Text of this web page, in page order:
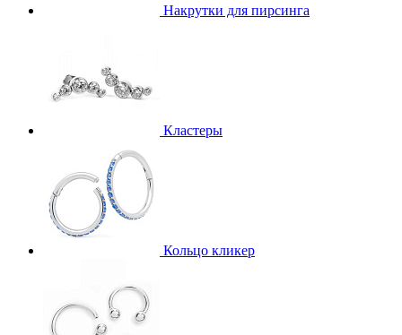
Накрутки для пирсинга
Кластеры
Кольцо кликер